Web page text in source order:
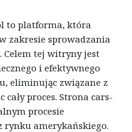
to platforma, która
zakresie sprowadzania
Celem tej witryny jest
i efektywnego
eliminując związane z
proces. Strona cars-
procesie
rynku amerykańskiego.